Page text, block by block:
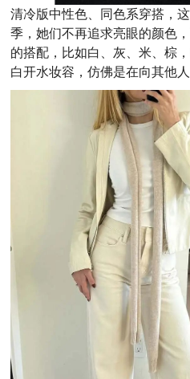
清冷版中性色、同色系穿搭，
季，她们不再追求亮眼的颜色
的搭配，比如白、灰、米、棕
白开水妆容，仿佛是在向其他